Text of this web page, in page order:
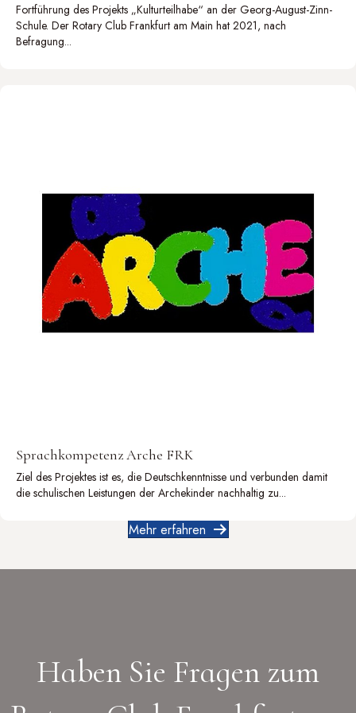
Fortführung des Projekts „Kulturteilhabe“ an der Georg-August-Zinn-
Schule. Der Rotary Club Frankfurt am Main hat 2021, nach
Befragung...
Sprachkompetenz Arche FRK
Ziel des Projektes ist es, die Deutschkenntnisse und verbunden damit
die schulischen Leistungen der Archekinder nachhaltig zu...
Mehr erfahren
Haben Sie Fragen zum